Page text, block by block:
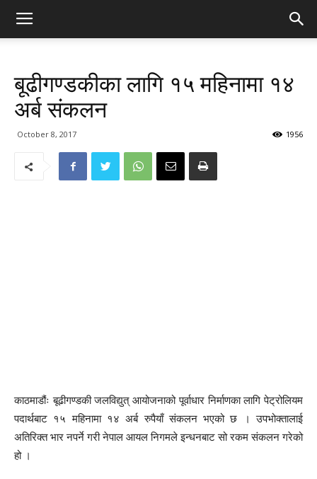
बूढीगण्डकीका लागि १५ महिनामा १४
अर्ब संकलन
October 8, 2017 1956
काठमाडौंः बूढीगण्डकी जलविद्युत् आयोजनाको पूर्वाधार निर्माणका लागि पेट्रोलियम
पदार्थबाट १५ महिनामा १४ अर्ब रुपैयाँ संकलन भएको छ । उपभोक्तालाई
अतिरिक्त भार नपर्ने गरी नेपाल आयल निगमले इन्धनबाट सो रकम संकलन गरेको
हो ।